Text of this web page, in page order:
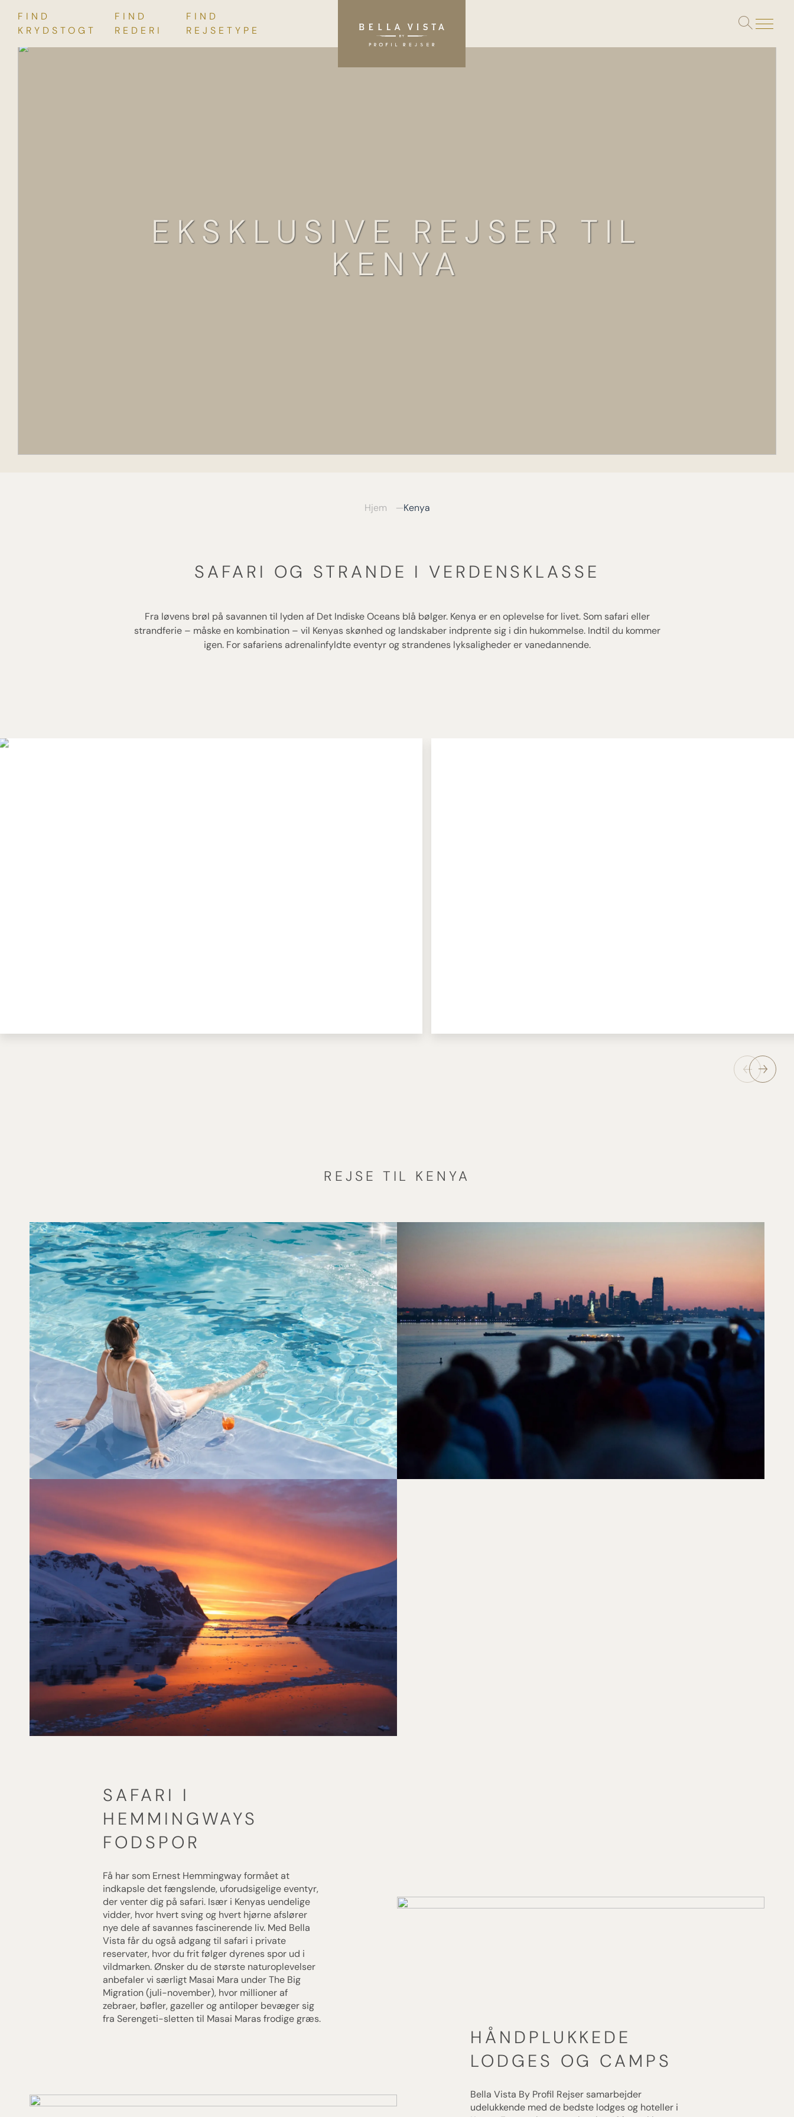
Skip
to
FIND
KRYDSTOGT
FIND
REDERI
FIND
REJSETYPE
Toggle
search
EKSKLUSIVE REJSER TIL
KENYA
Hjem Kenya
SAFARI OG STRANDE I VERDENSKLASSE
Fra løvens brøl på savannen til lyden af Det Indiske Oceans blå bølger. Kenya er en oplevelse for livet. Som safari eller
strandferie – måske en kombination – vil Kenyas skønhed og landskaber indprente sig i din hukommelse. Indtil du kommer
igen. For safariens adrenalinfyldte eventyr og strandenes lyksaligheder er vanedannende.
REJSE TIL KENYA
SOL, ØLIV OG TURKISBLÅ HORISONTER
[ LÆS MERE ]
SAFARI I
HEMMINGWAYS
FODSPOR
Få har som Ernest Hemmingway formået at
indkapsle det fængslende, uforudsigelige eventyr,
der venter dig på safari. Især i Kenyas uendelige
vidder, hvor hvert sving og hvert hjørne afslører
nye dele af savannes fascinerende liv. Med Bella
Vista får du også adgang til safari i private
reservater, hvor du frit følger dyrenes spor ud i
vildmarken. Ønsker du de største naturoplevelser
anbefaler vi særligt Masai Mara under The Big
Migration (juli-november), hvor millioner af
zebraer, bøfler, gazeller og antiloper bevæger sig
fra Serengeti-sletten til Masai Maras frodige græs.
HÅNDPLUKKEDE
LODGES OG CAMPS
Bella Vista By Profil Rejser samarbejder
udelukkende med de bedste lodges og hoteller i